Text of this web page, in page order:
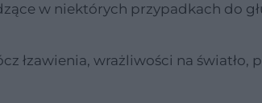
w niektórych przypadkach do
łzawienia, wrażliwości na światło,